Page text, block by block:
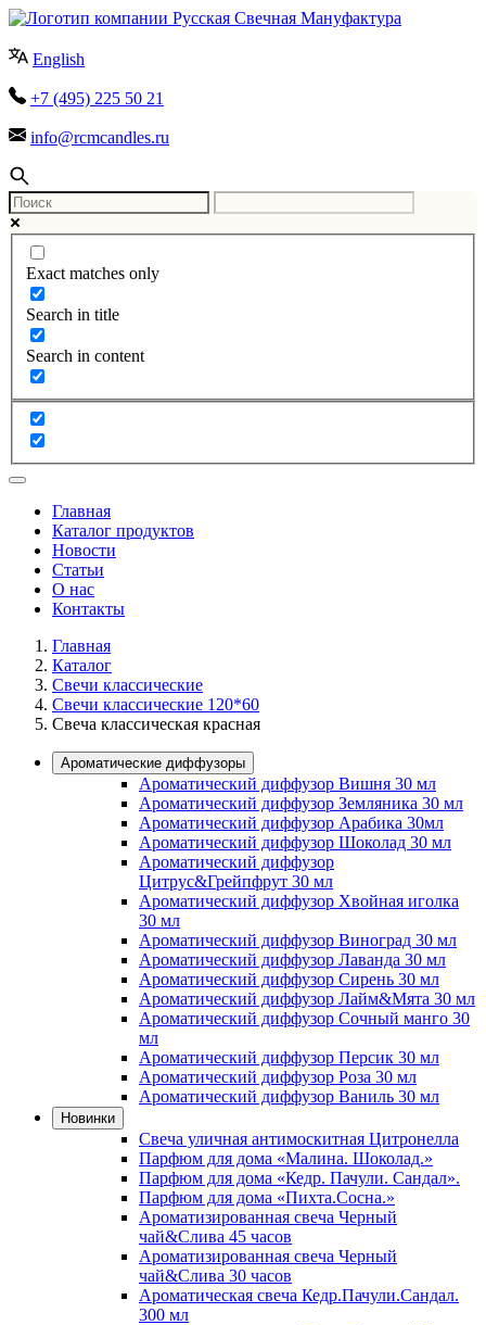
English
+7 (495) 225 50 21
info@rcmcandles.ru
Exact matches only
Search in title
Search in content
Главная
Каталог продуктов
Новости
Статьи
О нас
Контакты
Главная
Каталог
Свечи классические
Свечи классические 120*60
Свеча классическая красная
Ароматические диффузоры
Ароматический диффузор Вишня 30 мл
Ароматический диффузор Земляника 30 мл
Ароматический диффузор Арабика 30мл
Ароматический диффузор Шоколад 30 мл
Ароматический диффузор
Цитрус&Грейпфрут 30 мл
Ароматический диффузор Хвойная иголка
30 мл
Ароматический диффузор Виноград 30 мл
Ароматический диффузор Лаванда 30 мл
Ароматический диффузор Сирень 30 мл
Ароматический диффузор Лайм&Мята 30 мл
Ароматический диффузор Сочный манго 30
мл
Ароматический диффузор Персик 30 мл
Ароматический диффузор Роза 30 мл
Ароматический диффузор Ваниль 30 мл
Новинки
Свеча уличная антимоскитная Цитронелла
Парфюм для дома «Малина. Шоколад.»
Парфюм для дома «Кедр. Пачули. Сандал».
Парфюм для дома «Пихта.Сосна.»
Ароматизированная свеча Черный
чай&Слива 45 часов
Ароматизированная свеча Черный
чай&Слива 30 часов
Ароматическая свеча Кедр.Пачули.Сандал.
300 мл